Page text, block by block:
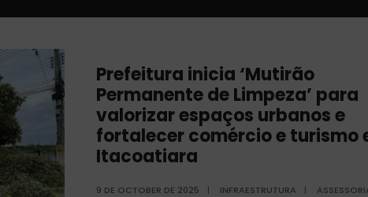
Prefeitura inicia ‘Mutirão
Permanente de Limpeza’ para
valorizar espaços urbanos e
fortalecer comércio e turismo
Itacoatiara
9 DE OCTOBER DE 2025 | INFRAESTRUTURA |